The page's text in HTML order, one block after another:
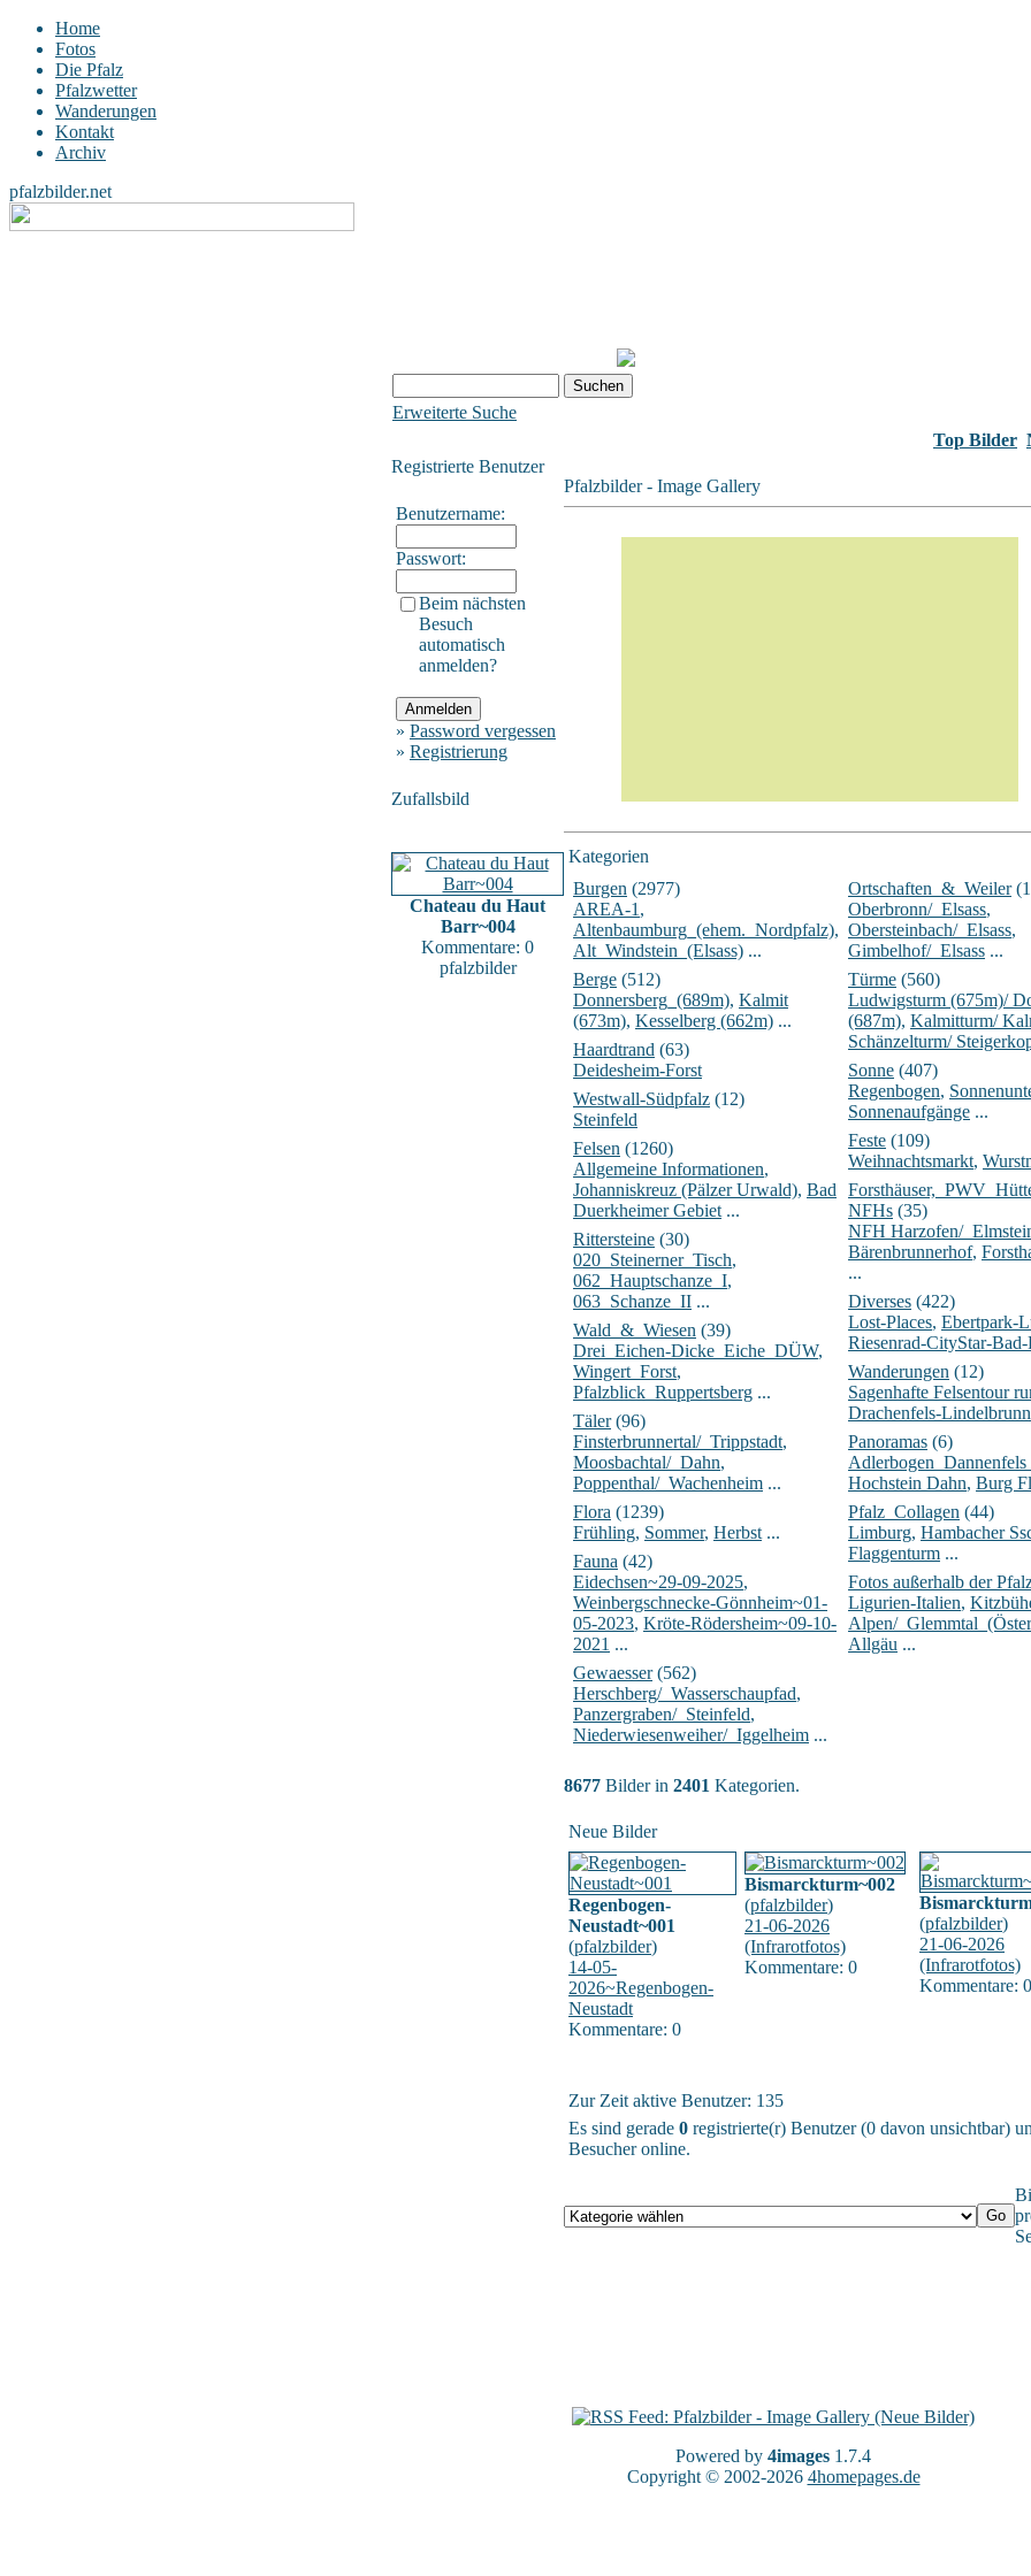
Home
Fotos
Die Pfalz
Pfalzwetter
Wanderungen
Kontakt
Archiv
pfalzbilder.net
Erweiterte Suche
Top Bilder
Registrierte Benutzer
Benutzername:
Passwort:
Beim nächsten
Besuch
automatisch
anmelden?
» Password vergessen
» Registrierung
Zufallsbild
Chateau du Haut
Barr~004
Kommentare: 0
pfalzbilder
Pfalzbilder - Image Gallery
Kategorien
Burgen (2977)
AREA-1 ,
Altenbaumburg_(ehem._Nordpfalz),
Alt_Windstein_(Elsass) ...
Berge (512)
Donnersberg_(689m), Kalmit
(673m), Kesselberg (662m) ...
Haardtrand (63)
Deidesheim-Forst
Westwall-Südpfalz (12)
Steinfeld
Felsen (1260)
Allgemeine Informationen,
Johanniskreuz (Pälzer Urwald), Bad
Duerkheimer Gebiet ...
Rittersteine (30)
020_Steinerner_Tisch,
062_Hauptschanze_I,
063_Schanze_II ...
Wald_&_Wiesen (39)
Drei_Eichen-Dicke_Eiche_DÜW,
Wingert_Forst,
Pfalzblick_Ruppertsberg ...
Täler(96)
Finsterbrunnertal/_Trippstadt,
Moosbachtal/_Dahn,
Poppenthal/_Wachenheim ...
Flora (1239)
Frühling, Sommer, Herbst ...
Fauna (42)
Eidechsen~29-09-2025,
Weinbergschnecke-Gönnheim~01-
05-2023, Kröte-Rödersheim~09-10-
2021 ...
Gewaesser(562)
Herschberg/_Wasserschaupfad,
Panzergraben/_Steinfeld,
Niederwiesenweiher/_Iggelheim ...
Ortschaften_&_Weiler
Oberbronn/_Elsass,
Obersteinbach/_Elsass,
Gimbelhof/_Elsass ...
Türme (560)
Ludwigsturm (675m)/
(687m), Kalmitturm/
Schänzelturm/
Sonne (407)
Regenbogen,
Sonnenaufgänge ...
Feste (109)
Weihnachtsmarkt,
NFHs (35)
NFH Harzofen/
Bärenbrunnerhof,
...
Diverses (422)
Lost-Places, Ebertpark-
Riesenrad-CityStar-
Wanderungen (12)
Sagenhafte Felsentour
Drachenfels-Lindelbrunn
Panoramas (6)
Hochstein Dahn, Burg
Pfalz_Collagen (44)
Limburg, Hambacher
Flaggenturm ...
Fotos außerhalb der
Ligurien-Italien,
Alpen/
Allgäu ...
8677 Bilder in 2401 Kategorien.
Neue Bilder
Regenbogen-
Neustadt~001
(pfalzbilder)
14-05-
2026~Regenbogen-
Neustadt
Kommentare: 0
Bismarckturm~002
(pfalzbilder)
21-06-2026
(Infrarotfotos)
Kommentare: 0
(pfalzbilder)
21-06-2026
(Infrarotfotos)
Kommentare: 0
Zur Zeit aktive Benutzer: 135
Es sind gerade 0 registrierte(r) Benutzer (0 davon unsichtbar)
Besucher online.
Powered by 4images 1.7.4
Copyright © 2002-2026 4homepages.de